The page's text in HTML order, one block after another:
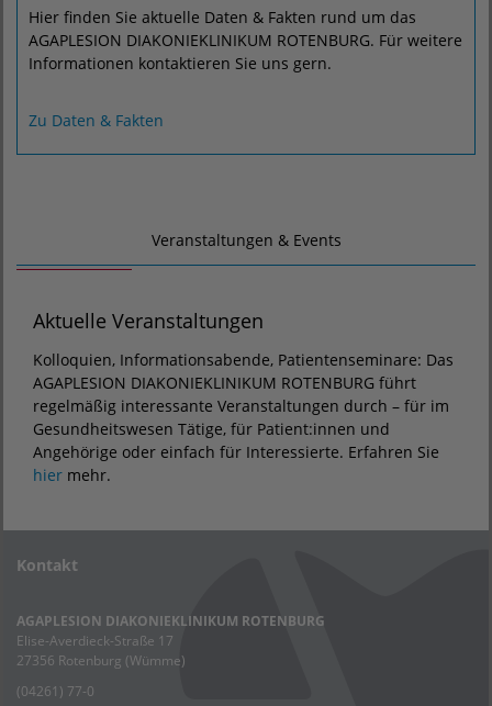
Hier finden Sie aktuelle Daten & Fakten rund um das
AGAPLESION DIAKONIEKLINIKUM ROTENBURG. Für weitere
Informationen kontaktieren Sie uns gern.
Zu Daten & Fakten
Veranstaltungen & Events
Aktuelle Veranstaltungen
Kolloquien, Informationsabende, Patientenseminare: Das
AGAPLESION DIAKONIEKLINIKUM ROTENBURG führt
regelmäßig interessante Veranstaltungen durch – für im
Gesundheitswesen Tätige, für Patient:innen und
Angehörige oder einfach für Interessierte. Erfahren Sie
hier mehr.
Kontakt
AGAPLESION DIAKONIEKLINIKUM ROTENBURG
Elise-Averdieck-Straße 17
27356 Rotenburg (Wümme)
(04261) 77-0